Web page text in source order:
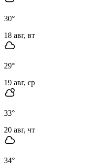
30°
18 авг, вт
29°
19 авг, ср
33°
20 авг, чт
34°